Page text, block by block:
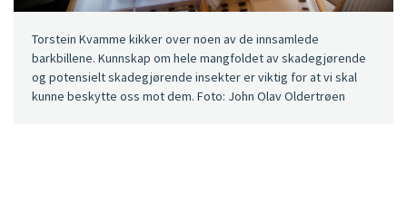
Torstein Kvamme kikker over noen av de innsamlede
barkbillene. Kunnskap om hele mangfoldet av skadegjørende
og potensielt skadegjørende insekter er viktig for at vi skal
kunne beskytte oss mot dem. Foto: John Olav Oldertrøen